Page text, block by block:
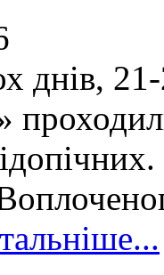
днів,